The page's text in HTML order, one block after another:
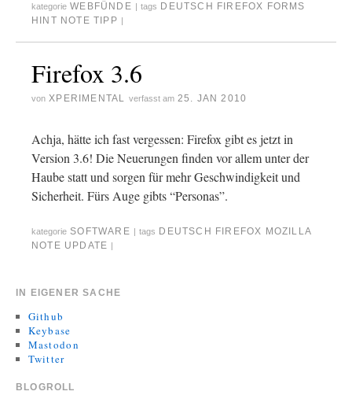
kategorie WEBFÜNDE | tags DEUTSCH FIREFOX FORMS
HINT NOTE TIPP |
Firefox 3.6
von XPERIMENTAL verfasst am 25. JAN 2010
Achja, hätte ich fast vergessen: Firefox gibt es jetzt in
Version 3.6! Die Neuerungen finden vor allem unter der
Haube statt und sorgen für mehr Geschwindigkeit und
Sicherheit. Fürs Auge gibts “Personas”.
kategorie SOFTWARE | tags DEUTSCH FIREFOX MOZILLA
NOTE UPDATE |
IN EIGENER SACHE
Github
Keybase
Mastodon
Twitter
BLOGROLL